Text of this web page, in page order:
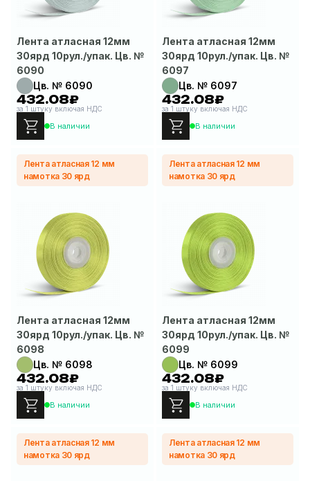
Лента атласная 12мм
30ярд 10рул./упак. Цв. №
6090
Цв. № 6090
432.08₽
за 1 штуку включая НДС
В наличии
Лента атласная 12мм
30ярд 10рул./упак. Цв. №
6097
Цв. № 6097
432.08₽
за 1 штуку включая НДС
В наличии
Лента атласная 12 мм
намотка 30 ярд
Лента атласная 12мм
30ярд 10рул./упак. Цв. №
6098
Цв. № 6098
432.08₽
за 1 штуку включая НДС
В наличии
Лента атласная 12 мм
намотка 30 ярд
Лента атласная 12мм
30ярд 10рул./упак. Цв. №
6099
Цв. № 6099
432.08₽
за 1 штуку включая НДС
В наличии
Лента атласная 12 мм
намотка 30 ярд
Лента атласная 12 мм
намотка 30 ярд